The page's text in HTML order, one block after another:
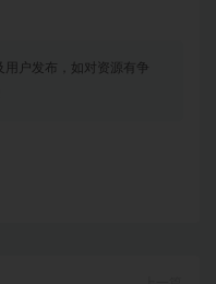
户发布，如对资源有争